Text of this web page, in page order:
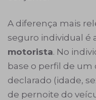
A diferença mais
seguro individual é
motorista. No
base o perfil de
declarado (idade,
de pernoite do